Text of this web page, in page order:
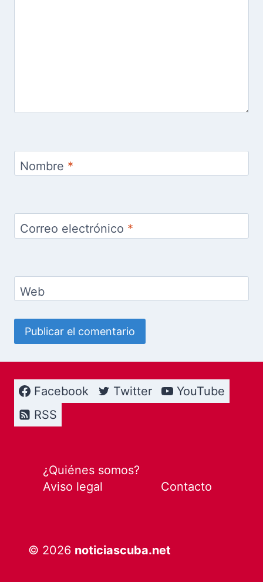
Nombre *
Correo electrónico *
Web
Facebook Twitter
YouTube
RSS
¿Quiénes somos?
Aviso legal
Contacto
© 2026 noticiascuba.net